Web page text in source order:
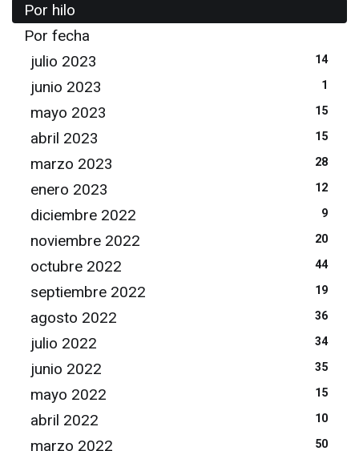
Por hilo
Por fecha
julio 2023
14
junio 2023 1
mayo 2023 15
abril 2023 15
marzo 2023 28
enero 2023 12
diciembre 2022 9
noviembre 2022 20
octubre 2022 44
septiembre 2022 19
agosto 2022 36
julio 2022 34
junio 2022 35
mayo 2022 15
abril 2022 10
marzo 2022 50